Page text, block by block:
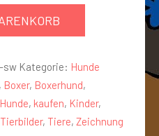
sw Kategorie: Hunde
, Boxer, Boxerhund,
Hunde, kaufen, Kinder,
Tierbilder, Tiere, Zeichnung